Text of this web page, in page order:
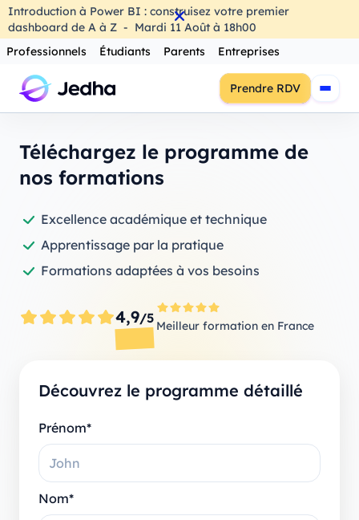
Introduction à Power BI : construisez votre premier
dashboard de A à Z - Mardi 11 Août à 18h00
Professionnels
Étudiants Parents Entreprises
Prendre RDV
Téléchargez le programme de
nos formations
Excellence académique et technique
Apprentissage par la pratique
Formations adaptées à vos besoins
4,9/5 Meilleur formation en France
Découvrez le programme détaillé
Prénom*
Nom*